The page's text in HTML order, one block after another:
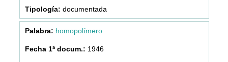
documentada
homopolímero
1946